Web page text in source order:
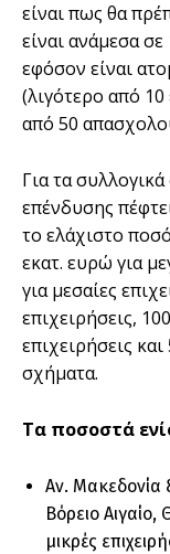
είναι πως θα
είναι ανάµεσα
εφόσον είναι
(λιγότερο από 10
από 50
Για τα
επένδυσης
το ελάχιστο
εκατ. ευρώ για
για µεσαίες
επιχειρήσεις,
επιχειρήσεις
σχήµατα.
Τα ποσοστά
Αν. Μακεδονία
Βόρειο
µικρές